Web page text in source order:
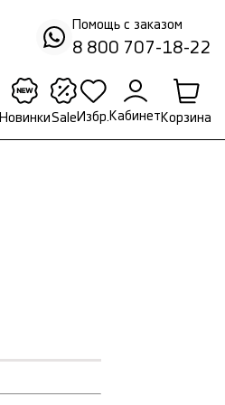
Помощь с заказом
8 800 707-18-22
НовинкиSale Избр. Кабинет Корзина